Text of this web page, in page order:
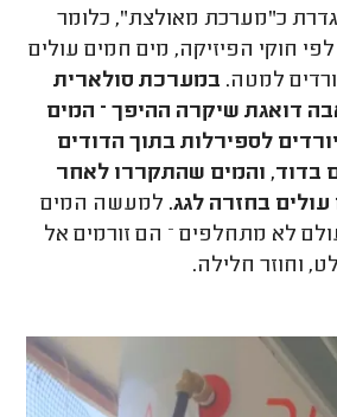
כ"מערכת מאולצת", כלומר
חוקי הפיזיקה, מים חמים עולים
למטה. במערכת סולארית
דואגת שיקרה ההיפך – המים
לספירלות בתוך הדודים
בדוד, והמים שהתקררו לאחר
בחזרה לגג. למעשה המים
לא מתחלפים – הם זורמים אל
וחוזר חלילה.